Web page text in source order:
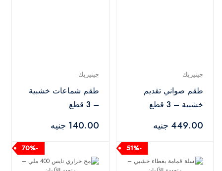
جينيريك
طقم صواني تقديم
خشبية – 3 قطع
449.00 جنيه
جينيريك
طقم شماعات خشبية
– 3 قطع
140.00 جنيه
-51%
-70%